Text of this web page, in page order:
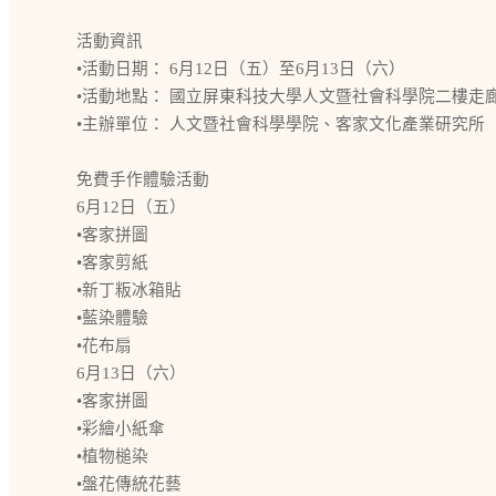
活動資訊
•活動日期： 6月12日（五）至6月13日（六）
•活動地點： 國立屏東科技大學人文暨社會科學院二樓走
•主辦單位： 人文暨社會科學學院、客家文化產業研究所
免費手作體驗活動
6月12日（五）
•客家拼圖
•客家剪紙
•新丁粄冰箱貼
•藍染體驗
•花布扇
6月13日（六）
•客家拼圖
•彩繪小紙傘
•植物槌染
•盤花傳統花藝